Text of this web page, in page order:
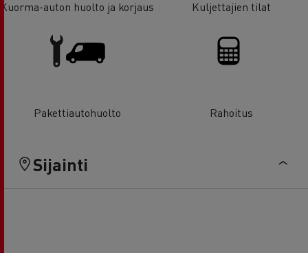
Kuorma-auton huolto ja korjaus Kuljettajien tilat
Pakettiautohuolto Rahoitus
Sijainti